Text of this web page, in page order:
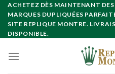
Skip
content
ACHETEZ DÈS MAINTENANT
MARQUES DUPLIQUÉES
SITE REPLIQUE MONTRE.
DISPONIBLE.